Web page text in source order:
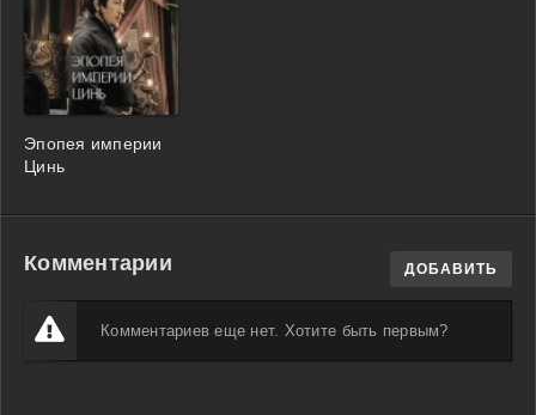
Эпопея империи
Цинь
Комментарии ДОБАВИТЬ
Комментариев еще нет. Хотите быть первым?